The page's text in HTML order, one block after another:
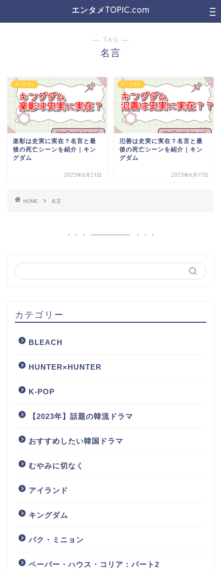
エンタメTOPIC.com
― TAG ―
名言
キングダム
楽彰は史実に実在？名言と最
後の死亡シーンを紹介｜キン
グダム
2025年6月21日
キングダム
氾善は史実に実在？名言と最
後の死亡シーンを紹介｜キン
グダム
2025年6月17日
HOME 名言
カテゴリー
BLEACH
HUNTER×HUNTER
K-POP
【2023年】話題の韓流ドラマ
おすすめしたい韓国ドラマ
むやみに切なく
アイランド
キングダム
パク・ミニョン
ペーパー・ハウス・コリア：パート2